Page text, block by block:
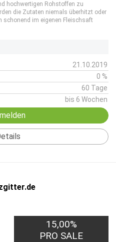
hochwertigen Rohstoffen zu
die Zutaten niemals überhitzt oder
schonend im eigenen Fleischsaft
21.10.2019
0 %
60 Tage
bis 6 Wochen
15,00%
PRO SALE